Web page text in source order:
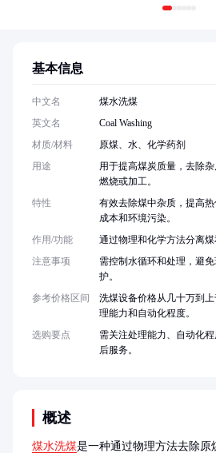
概述
煤水洗煤是一种通过物理方法去除原
基本信息
中文名
煤水洗煤
英文名
Coal Washing
材质/材料
原煤、水、化学药剂
用途
用于提高煤炭质量，去除
燃烧或加工。
特性
有效去除煤中杂质，提高
成本和环境污染。
作用/功能
通过物理和化学方法分离煤
注意事项
需控制水循环和处理，避
护。
参考价格区间
洗煤设备价格从几十万到
理能力和自动化程度。
选购要点
需关注处理能力、自动化
后服务。